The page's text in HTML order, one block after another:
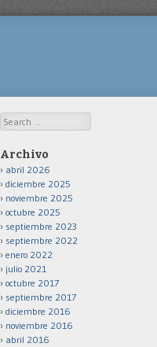
Search
Archivo
abril 2026
diciembre 2025
noviembre 2025
octubre 2025
septiembre 2023
septiembre 2022
enero 2022
julio 2021
octubre 2017
septiembre 2017
diciembre 2016
noviembre 2016
abril 2016